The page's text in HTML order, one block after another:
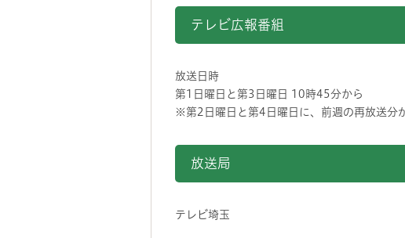
テレビ広報番組
放送日時
第1日曜日と第3日曜日 10時45分から
※第2日曜日と第4日曜日に、前週の再放送分
放送局
テレビ埼玉